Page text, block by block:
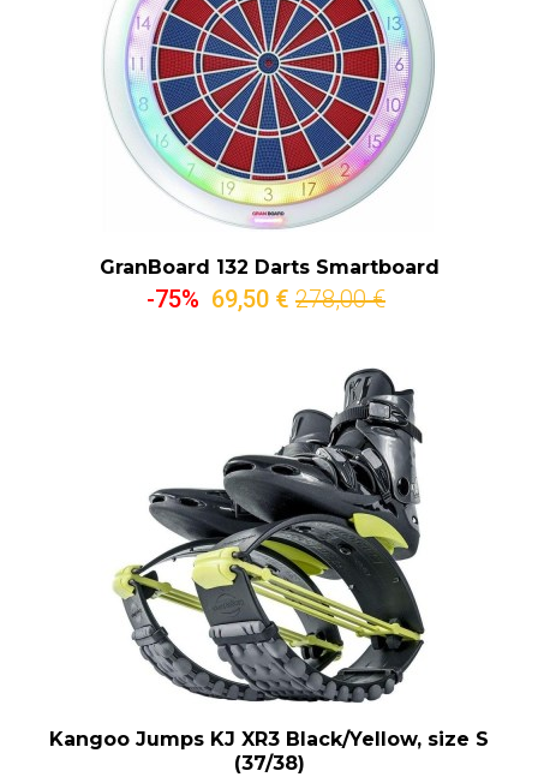
GranBoard 132 Darts Smartboard
-75% 69,50 € 278,00 €
Kangoo Jumps KJ XR3 Black/Yellow, size S
(37/38)